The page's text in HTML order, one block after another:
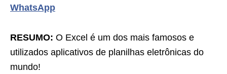
WhatsApp
RESUMO: O Excel é um dos mais famosos e
utilizados aplicativos de planilhas eletrônicas do
mundo!